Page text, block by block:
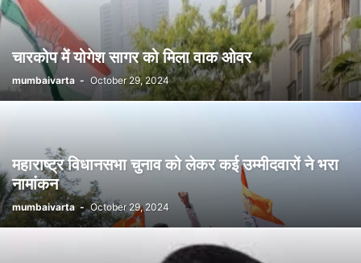
चारकोप में योगेश सागर को मिला वाक ओवर
mumbaivarta - October 29, 2024
महाराष्ट्र विधानसभा चुनाव को लेकर कई उम्मीदवारों ने भरा
नामांकन
mumbaivarta - October 29, 2024